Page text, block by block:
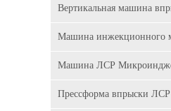
Прессформа впрыски ЛСР